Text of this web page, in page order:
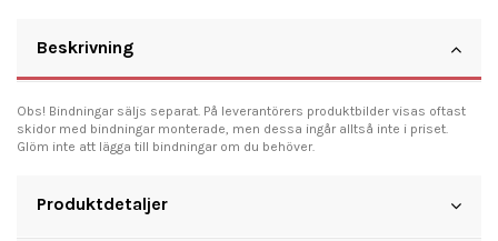
Beskrivning
Obs! Bindningar säljs separat. På leverantörers produktbilder visas oftast
skidor med bindningar monterade, men dessa ingår alltså inte i priset.
Glöm inte att lägga till bindningar om du behöver.
Produktdetaljer